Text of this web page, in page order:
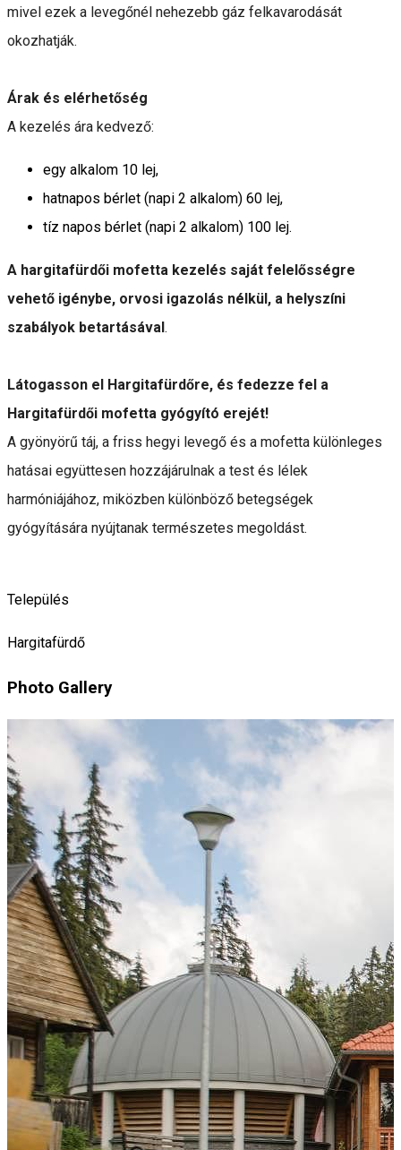
mivel ezek a levegőnél nehezebb gáz felkavarodását
okozhatják.
Árak és elérhetőség
A kezelés ára kedvező:
egy alkalom 10 lej,
hatnapos bérlet (napi 2 alkalom) 60 lej,
tíz napos bérlet (napi 2 alkalom) 100 lej.
A hargitafürdői mofetta kezelés saját felelősségre
vehető igénybe, orvosi igazolás nélkül, a helyszíni
szabályok betartásával.
Látogasson el Hargitafürdőre, és fedezze fel a
Hargitafürdői mofetta gyógyító erejét!
A gyönyörű táj, a friss hegyi levegő és a mofetta különleges
hatásai együttesen hozzájárulnak a test és lélek
harmóniájához, miközben különböző betegségek
gyógyítására nyújtanak természetes megoldást.
Település
Hargitafürdő
Photo Gallery